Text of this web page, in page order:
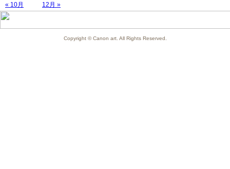
« 10月 12月 »
Copyright © Canon art. All Rights Reserved.